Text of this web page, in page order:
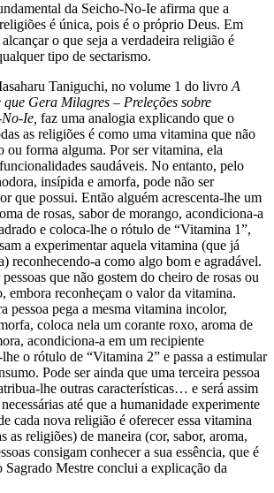
da Seicho-No-Ie afirma que a
é única, pois é o próprio Deus. Em
o que seja a verdadeira religião é
tipo de sectarismo.
Taniguchi, no volume 1 do livroA
Gera Milagres – Preleções sobre
Ie, faz uma analogia explicando que o
as religiões é como uma vitamina que não
ou forma alguma. Por ser vitamina, ela
saudáveis. No entanto, pelo
insípida e amorfa, pode não ser
que possui. Então alguém acrescenta-lhe um
de rosas, sabor de morango, acondiciona-a
e coloca-lhe o rótulo de “Vitamina 1”,
a experimentar aquela vitamina (que já
reconhecendo-a como algo bom e agradável.
que não gostem do cheiro de rosas ou
embora reconheçam o valor da vitamina.
pessoa pega a mesma vitamina incolor,
coloca nela um corante roxo, aroma de
acondiciona-a em um recipiente
o rótulo de “Vitamina 2” e passa a estimular
Pode ser ainda que uma terceira pessoa
lhe outras características… e será assim
até que a humanidade experimente
cada nova religião é oferecer essa vitamina
as religiões) de maneira (cor, sabor, aroma,
consigam conhecer a sua essência, que é
Sagrado Mestre conclui a explicação da